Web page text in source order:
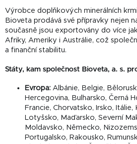
Výrobce doplňkových minerálních
Bioveta prodává své přípravky nejen
současně jsou exportovány do více
Afriky, Ameriky i Austrálie, což
a finanční stabilitu.
Státy, kam společnost Bioveta, a. s.
Evropa: Albánie, Belgie,
Hercegovina, Bulharsko, Černá
Francie, Chorvatsko, Irsko,
Lotyšsko, Maďarsko, Severní
Moldavsko, Německo,
Portugalsko, Rakousko,